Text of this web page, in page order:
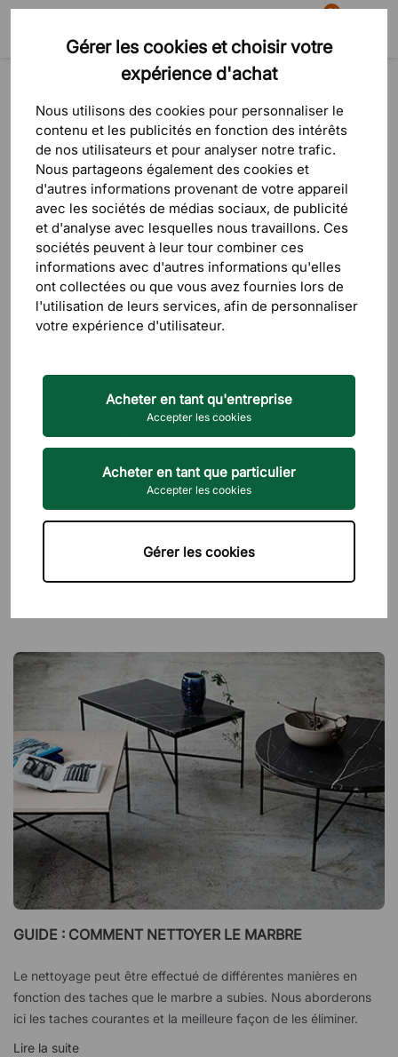
Gérer les cookies et choisir votre
expérience d'achat
Nous utilisons des cookies pour personnaliser le
contenu et les publicités en fonction des intérêts
de nos utilisateurs et pour analyser notre trafic.
Nous partageons également des cookies et
d'autres informations provenant de votre appareil
avec les sociétés de médias sociaux, de publicité
et d'analyse avec lesquelles nous travaillons. Ces
sociétés peuvent à leur tour combiner ces
informations avec d'autres informations qu'elles
ont collectées ou que vous avez fournies lors de
l'utilisation de leurs services, afin de personnaliser
votre expérience d'utilisateur.
Acheter en tant qu'entreprise
Accepter les cookies
Acheter en tant que particulier
Accepter les cookies
Gérer les cookies
Recherche
81
Panier
Tables et chaises à manger
TABLES ET CHAISES À MANGER
CHAISES EMPILABLES D'INTÉRIEUR ET D'EXTÉRIEUR
Avec des chaises pliantes ou empilables, que ce soit au bureau
ranger des chaises supplémentaires pour des réunions, des
GUIDE : COMMENT NETTOYER LE MARBRE
Le nettoyage peut être effectué de différentes manières en
fonction des taches que le marbre a subies. Nous aborderons
ici les taches courantes et la meilleure façon de les éliminer.
Lire la suite